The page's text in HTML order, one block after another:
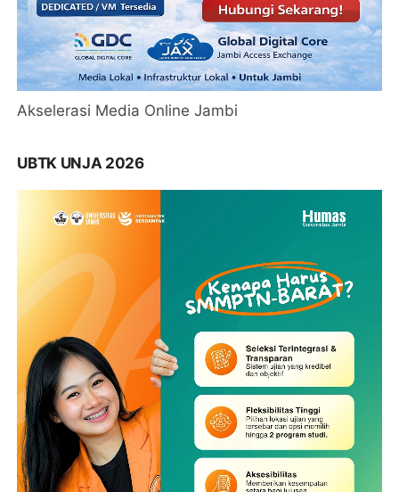
Akselerasi Media Online Jambi
UBTK UNJA 2026